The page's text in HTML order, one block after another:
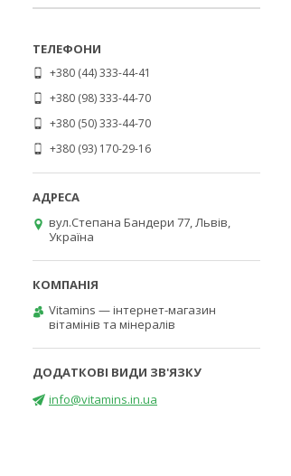
+380 (44) 333-44-41
+380 (98) 333-44-70
+380 (50) 333-44-70
+380 (93) 170-29-16
вул.Степана Бандери 77, Львів,
Україна
Vitamins — інтернет-магазин
вітамінів та мінералів
info@vitamins.in.ua